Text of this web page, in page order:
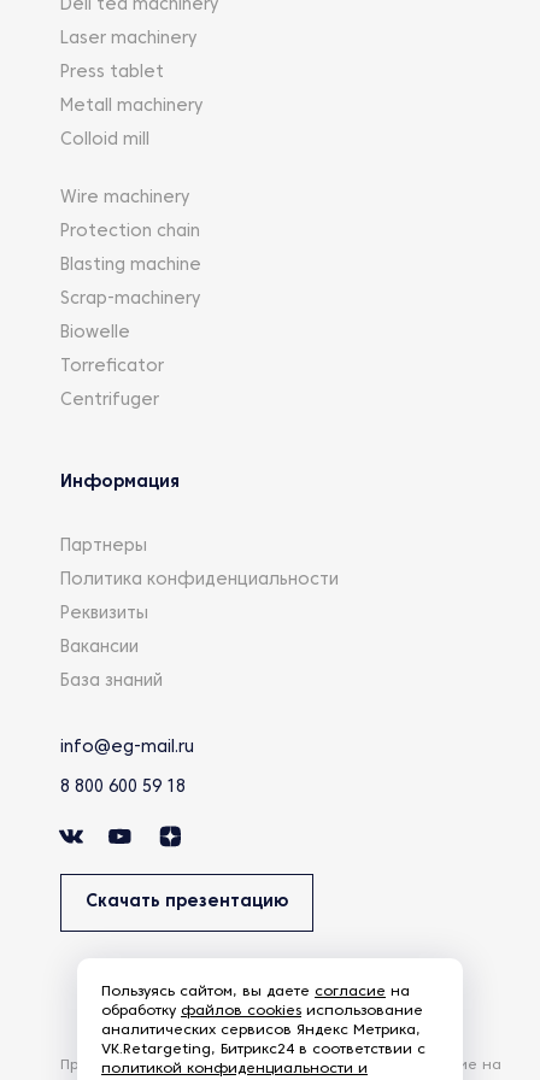
что специфика контактирующей среды требует,
чтобы все поверхности и детали,
соприкасающиеся с водными потоками, были
Deli tea machinery
Laser machinery
Press tablet
Metall machinery
Colloid mill
Wire machinery
Protection chain
Blasting machine
Scrap-machinery
Biowelle
Torreficator
Centrifuger
Информация
Партнеры
Политика конфиденциальности
Реквизиты
Вакансии
База знаний
info@eg-mail.ru
8 800 600 59 18
Скачать презентацию
Продолжая использовать наш сайт, вы даете согласие на
Пользуясь сайтом, вы даете согласие на
обработку файлов cookies использование
аналитических сервисов Яндекс Метрика,
VK.Retargeting, Битрикс24 в соответствии с
политикой конфиденциальности и